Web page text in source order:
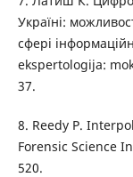
Україні:
сфері
ekspertologija:
37.
8. Reedy P.
Forensic Science
520.